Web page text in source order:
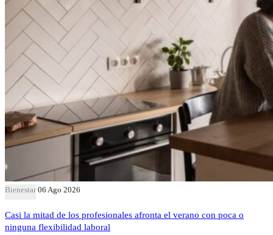
Bienestar 06 Ago 2026
Casi la mitad de los profesionales afronta el verano con poca o
ninguna flexibilidad laboral